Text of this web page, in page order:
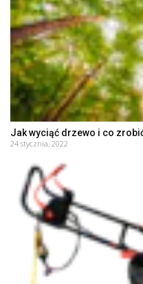
Jak wyciąć drzewo i co
24 stycznia, 2022